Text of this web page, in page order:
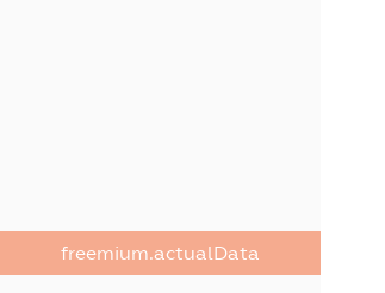
freemium.actualData